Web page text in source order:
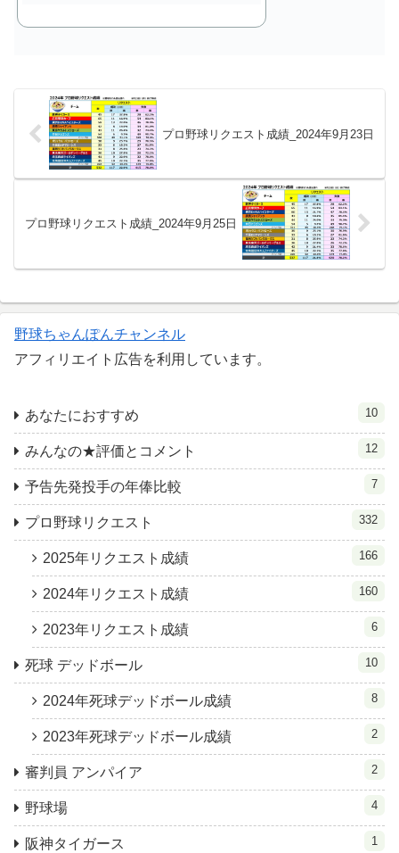
プロ野球リクエスト成績_2024年9月23日
プロ野球リクエスト成績_2024年9月25日
野球ちゃんぽんチャンネル
アフィリエイト広告を利用しています。
あなたにおすすめ 10
みんなの★評価とコメント 12
予告先発投手の年俸比較 7
プロ野球リクエスト 332
2025年リクエスト成績 166
2024年リクエスト成績 160
2023年リクエスト成績 6
死球 デッドボール 10
2024年死球デッドボール成績 8
2023年死球デッドボール成績 2
審判員 アンパイア 2
野球場 4
阪神タイガース 1